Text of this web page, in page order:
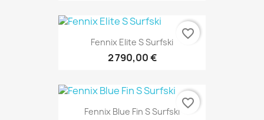
Fennix Elite S Surfski
2 790,00 €
favorite_border
Fennix Blue Fin S Surfski
favorite_border